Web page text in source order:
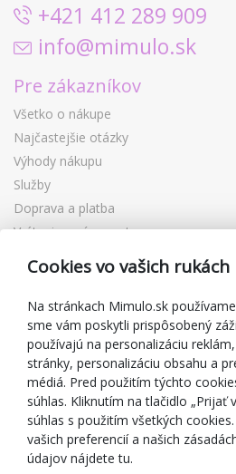
+421 412 289 909
info@mimulo.sk
Pre zákazníkov
Všetko o nákupe
Najčastejšie otázky
Výhody nákupu
Služby
Doprava a platba
Vrátenie a výmena tovaru
Reklamácia
Zľavové kupóny
Blog
O predajcovi
Mimulo.sk
Obchodné podmienky
Ochrana osobných údajov GDPR
Kontakty
Cookies vo vašich rukách
Na stránkach Mimulo.sk
sme vám poskytli prispôsobený
používajú na personalizáciu
stránky, personalizáciu obsahu a
médiá. Pred použitím týchto
súhlas. Kliknutím na tlačidlo „Prijať
súhlas s použitím všetkých
vašich preferencií a našich
údajov nájdete tu.